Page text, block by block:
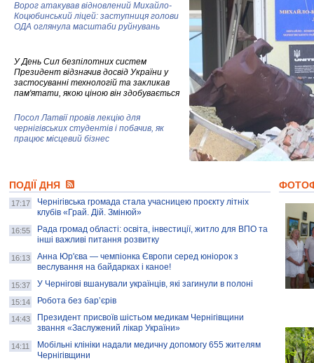
Ворог атакував відновлений Михайло-
Коцюбинський ліцей: заступниця голови
ОДА оглянула масштаби руйнувань
У День Сил безпілотних систем
Президент відзначив досвід України у
застосуванні технологій та закликав
пам'ятати, якою ціною він здобувається
Посол Латвії провів лекцію для
чернігівських студентів і побачив, як
працює місцевий бізнес
колекцію про війну, емоції та тварин
AB InBev Efes Україна підтримала
навчальний проєкт "Молодіжна бізнес-
школа", спрямований на розвиток
підприємництва у Чернігівській області
Золота тварина: видання Forbes
написало про чернігівця Патрона: хто і
скільки на ньому заробляє? І куди
витрачають?
ПОДІЇ ДНЯ
17:17
Чернігівська громада стала учасницею проєкту літніх
клубів «Грай. Дій. Змінюй»
16:55
Рада громад області: освіта, інвестиції, житло для ВПО та
інші важливі питання розвитку
16:13
Анна Юр'єва — чемпіонка Європи серед юніорок з
веслування на байдарках і каное!
15:37 У Чернігові вшанували українців, які загинули в полоні
15:14 Робота без бар’єрів
14:43
Президент присвоїв шістьом медикам Чернігівщини
звання «Заслужений лікар України»
14:11
Мобільні клініки надали медичну допомогу 655 жителям
Чернігівщини